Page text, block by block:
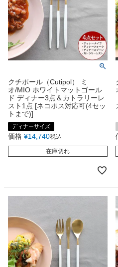
クチポール（Cutipol） ミ
オ/MIO ホワイトマットゴール
ド ディナー3点＆カトラリーレ
スト1点 [ネコポス対応可(4セッ
トまで)]
ディナーサイズ
価格 ¥14,740税込
在庫切れ